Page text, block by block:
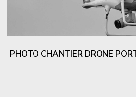
PHOTO CHANTIER DRONE